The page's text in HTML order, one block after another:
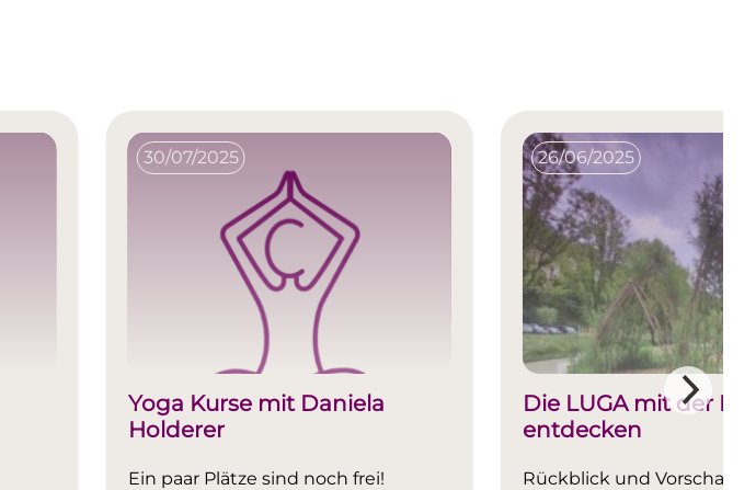
30/07/2025
Yoga Kurse mit Daniela
Holderer
Ein paar Plätze sind noch frei!
26/06/2025
Die LUGA mit der
entdecken
Rückblick und Vorschau